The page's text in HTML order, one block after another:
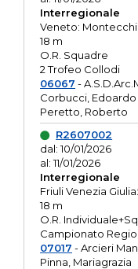
Interregionale
Veneto:
18 m
O.R. Squadre
2 Trofeo Collodi
06067 -
Corbucci, Edoardo
Peretto, Roberto
R2607002
dal: 10/01/2026
al: 11/01/2026
Interregionale
Friuli Venezia
18 m
O.R.
Campionato
07017 - Arcieri
Pinna, Mariagrazia